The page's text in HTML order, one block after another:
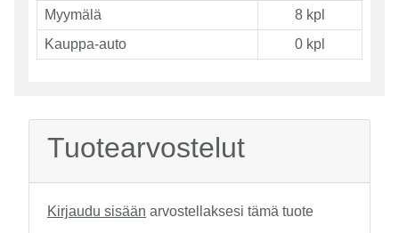
Myymälä
8 kpl
Kauppa-auto
0 kpl
Tuotearvostelut
Kirjaudu sisään arvostellaksesi tämä tuote